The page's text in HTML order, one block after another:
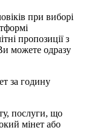
при виборі
пропозиції з
можете одразу
за годину
послуги, що
мінет або